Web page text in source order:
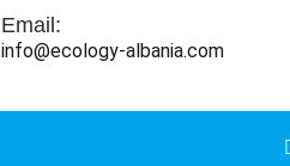
Email:
info@ecology-albania.com